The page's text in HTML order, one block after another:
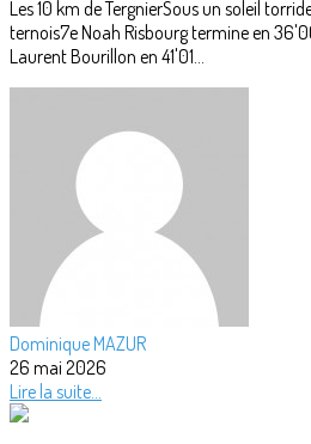
Les 10 km de TergnierSous un soleil
ternois7e Noah Risbourg termine en
Laurent Bourillon en 41'01...
Dominique MAZUR
26 mai 2026
Lire la suite...